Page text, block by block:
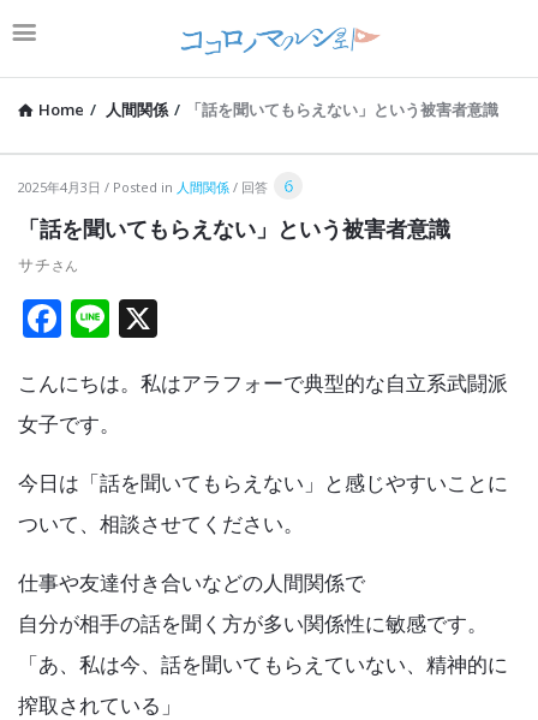
Home / 人間関係 / 「話を聞いてもらえない」という被害者意識
コ
コ
ロ
ノ
マ
ル
ェ
Latest
Articles
2025年4月3日 Posted in 人間関係 回答 6
「話を聞いてもらえない」という被害者意識
サチ
F
ce
b
o
o
k
Li
e
こんにちは。私はアラフォーで典型的な自立系武闘派
女子です。
今日は「話を聞いてもらえない」と感じやすいことに
ついて、相談させてください。
仕事や友達付き合いなどの人間関係で
自分が相手の話を聞く方が多い関係性に敏感です。
「あ、私は今、話を聞いてもらえていない、精神的に
搾取されている」